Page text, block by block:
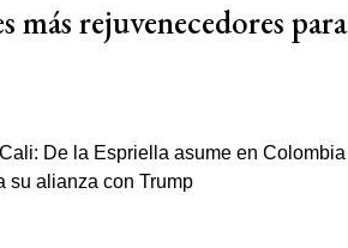
más rejuvenecedores para